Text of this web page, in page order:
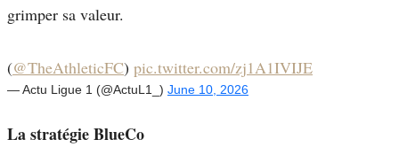
grimper sa valeur.
(@TheAthleticFC) pic.twitter.com/zj1A1IVIJE
— Actu Ligue 1 (@ActuL1_) June 10, 2026
La stratégie BlueCo